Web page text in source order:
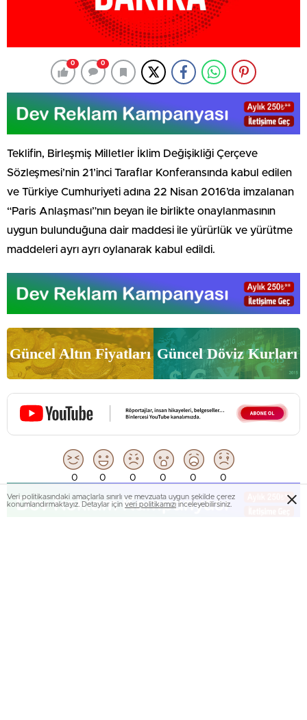
0 0
Teklifin, Birleşmiş Milletler İklim Değişikliği Çerçeve
Sözleşmesi’nin 21’inci Taraflar Konferansında kabul edilen
ve Türkiye Cumhuriyeti adına 22 Nisan 2016’da imzalanan
“Paris Anlaşması”nın beyan ile birlikte onaylanmasının
uygun bulunduğuna dair maddesi ile yürürlük ve yürütme
maddeleri ayrı ayrı oylanarak kabul edildi.
Güncel Altın Fiyatları Güncel Döviz Kurları
0 0 0 0 0 0
Veri politikasındaki amaçlarla sınırlı ve mevzuata uygun şekilde çerez
konumlandırmaktayız. Detaylar için veri politikamızı inceleyebilirsiniz.